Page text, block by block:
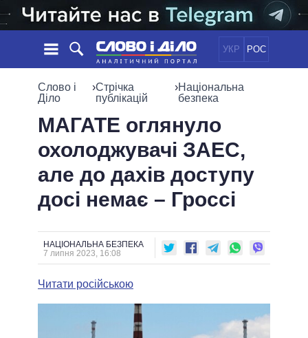
УКР РОС
НОВИНИ
СТРІЧКА
СТАТТІ
ДУМКИ
ОГЛЯДИ
ЕКОНОМІКА
СУСПІЛЬСТВО
СВІТ
ПОЛIТИКИ
УСІ ПОЛІТИКИ
ПРЕЗИДЕНТ І ОФІС
КАБІНЕТ МІНІСТРІВ
ГОЛОВИ ОБЛАДМІНІСТРАЦІЙ
МЕРИ МІСТ
ІНФОГРАФІКА
ВІДЕО
ПІДТРИМАТИ
ПОРІВНЯННЯ ПОЛІТИКІВ
Слово і
Діло
›Стрічка
публікацій
›Національна
безпека
МАГАТЕ оглянуло
охолоджувачі ЗАЕС,
але до дахів доступу
досі немає – Гроссі
НАЦІОНАЛЬНА БЕЗПЕКА
7 липня 2023, 16:08
Читати російською